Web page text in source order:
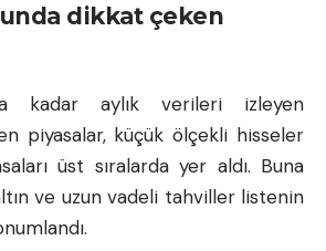
dikkat çeken
kadar aylık verileri izleyen
piyasalar, küçük ölçekli hisseler
üst sıralarda yer aldı. Buna
ve uzun vadeli tahviller listenin